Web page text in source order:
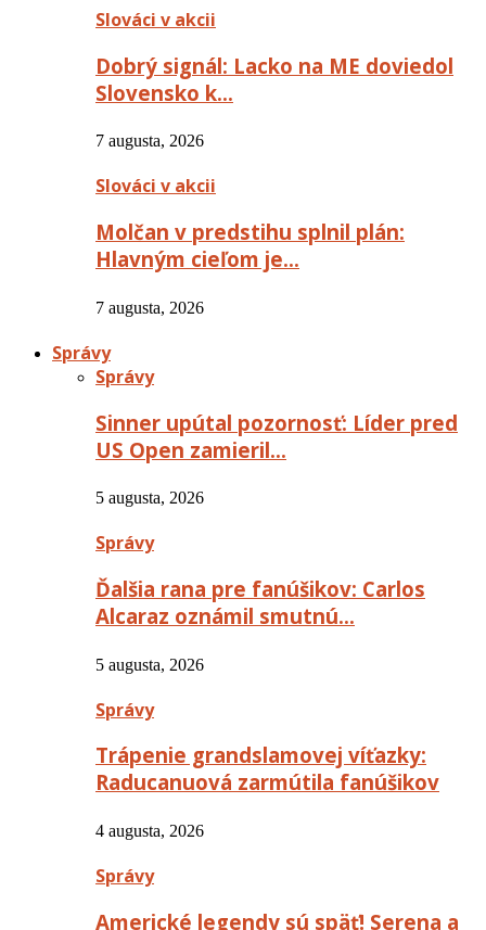
Slováci v akcii
Dobrý signál: Lacko na ME doviedol
Slovensko k…
7 augusta, 2026
Slováci v akcii
Molčan v predstihu splnil plán:
Hlavným cieľom je…
7 augusta, 2026
Správy
Správy
Sinner upútal pozornosť: Líder pred
US Open zamieril…
5 augusta, 2026
Správy
Ďalšia rana pre fanúšikov: Carlos
Alcaraz oznámil smutnú…
5 augusta, 2026
Správy
Trápenie grandslamovej víťazky:
Raducanuová zarmútila fanúšikov
4 augusta, 2026
Správy
Americké legendy sú späť! Serena a